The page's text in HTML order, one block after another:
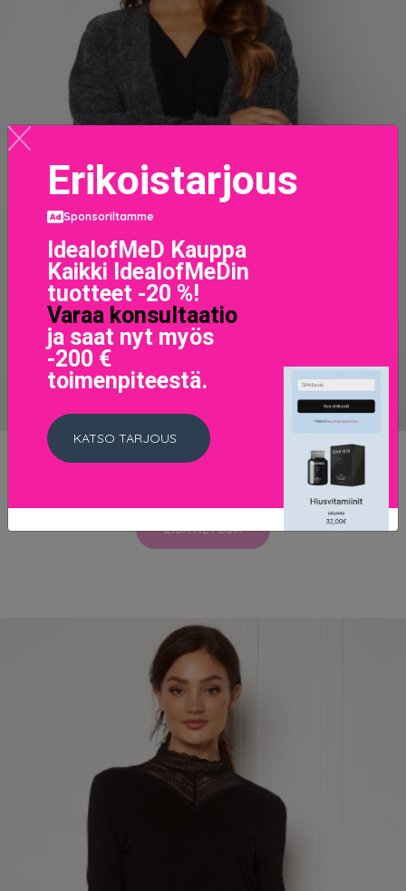
ICHI Novo Knit Cardigan 200319 Dark grey mel M
LISÄTIETOJA
Erikoistarjous
Sponsoriltamme
IdealofMeD Kauppa
Kaikki IdealofMeDin
tuotteet -20 %!
Varaa konsultaatio
ja saat nyt myös
-200 €
toimenpiteestä.
KATSO TARJOUS